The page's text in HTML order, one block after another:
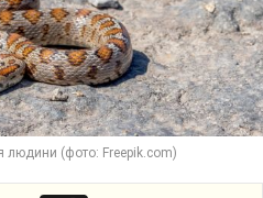
людини (фото: Freepik.com)